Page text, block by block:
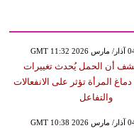
أن الحمل يُحدث تغييرات
المرأة تؤثر على الانفعالات
والتفاعل